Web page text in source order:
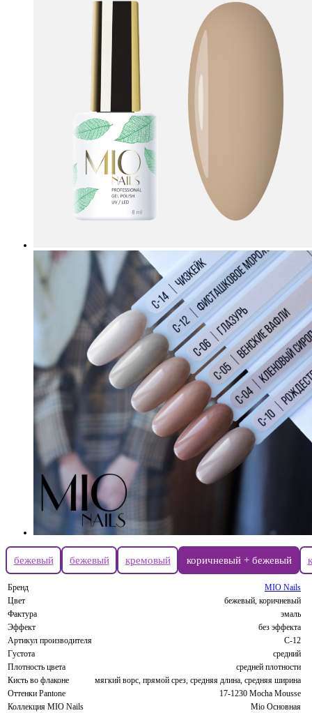
бежевый бежевый кремовый коричневый + бежевый
Бренд
MIO Nails
Цвет
бежевый, коричневый
Фактура
эмаль
Эффект
без эффекта
Артикул производителя
C-12
Густота
средний
Плотность цвета
средней плотности
Кисть во флаконе
мягкий ворс, прямой срез, средняя длина, средняя ширина
Оттенки Pantone
17-1230 Mocha Mousse
Коллекция MIO Nails
Mio Основная